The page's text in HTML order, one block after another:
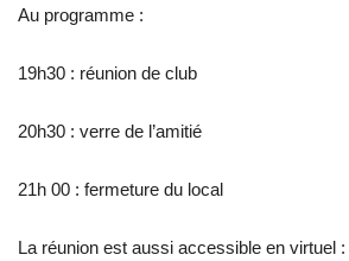
Au programme :
19h30 : réunion de club
20h30 : verre de l’amitié
21h 00 : fermeture du local
La réunion est aussi accessible en virtuel :